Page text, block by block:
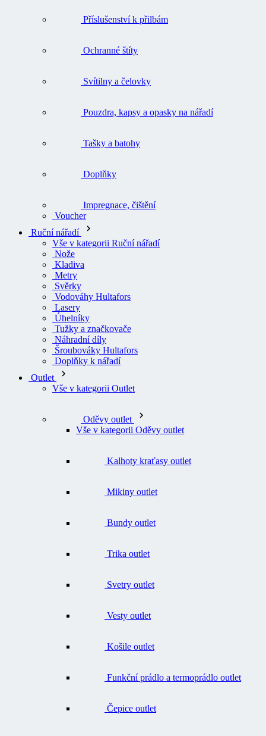
Příslušenství k přilbám
Ochranné štíty
Svítilny a čelovky
Pouzdra, kapsy a opasky na nářadí
Tašky a batohy
Doplňky
Impregnace, čištění
Voucher
Ruční nářadí
Vše v kategorii Ruční nářadí
Nože
Kladiva
Metry
Svěrky
Vodováhy Hultafors
Lasery
Úhelníky
Tužky a značkovače
Náhradní díly
Šroubováky Hultafors
Doplňky k nářadí
Outlet
Vše v kategorii Outlet
Vše v kategorii Oděvy outlet